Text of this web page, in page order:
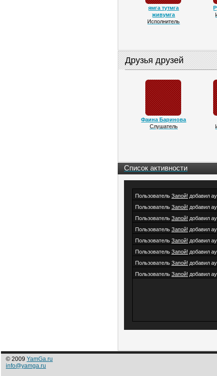
ямга тутмга
живумга
Исполнитель
Друзья друзей
Фаина Баринова
Слушатель
Список активности
Пользователь Запой! добавил
Пользователь Запой! добавил
Пользователь Запой! добавил
Пользователь Запой! добавил
Пользователь Запой! добавил
Пользователь Запой! добавил
Пользователь Запой! добавил
Пользователь Запой! добавил
© 2009 YamGa.ru
info@yamga.ru